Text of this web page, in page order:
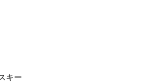
キー